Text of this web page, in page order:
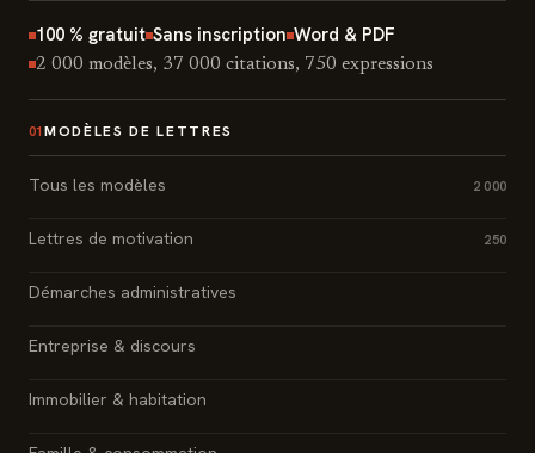
100 % gratuit Sans inscription Word & PDF
2 000 modèles, 37 000 citations, 750 expressions
01 MODÈLES DE LETTRES
Tous les modèles 2 000
Lettres de motivation 250
Démarches administratives
Entreprise & discours
Immobilier & habitation